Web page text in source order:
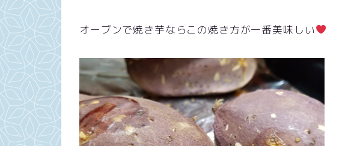
オーブンで焼き芋ならこの焼き方が一番美味しい